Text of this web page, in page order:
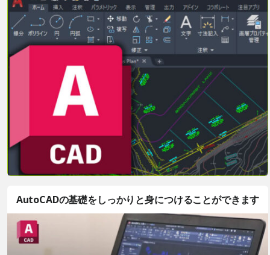
AutoCADの基礎をしっかりと身につけることができます